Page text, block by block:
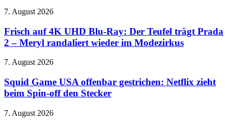
–
ordnet
Änderungen
Facebook
Instagram
an
Frisch
4K
UHD
Blu-
Der
trägt
Prada
–
7. August 2026
Frisch auf 4K UHD Blu-Ray: Der Teufel trägt Prada
2 – Meryl randaliert wieder im Modezirkus
Squid
USA
offenbar
gestrichen:
zieht
7. August 2026
Squid Game USA offenbar gestrichen: Netflix zieht
beim Spin-off den Stecker
Wonderland
7. August 2026